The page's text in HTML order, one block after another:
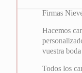
Firmas
Hacemos
vuestra
Todos los